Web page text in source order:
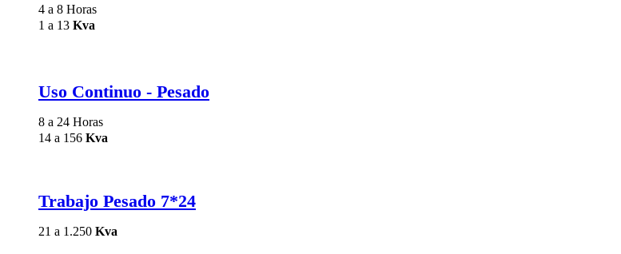
4 a 8 Horas
1 a 13 Kva
Uso Continuo - Pesado
8 a 24 Horas
14 a 156 Kva
Trabajo Pesado 7*24
21 a 1.250 Kva